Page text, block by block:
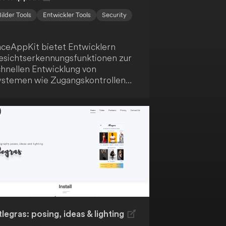
Tools Entwickler Tools Security
bietet Entwicklern
zur
Entwicklung von
wie Zugangskontrollen
und -erkennung
Darüber
unterstützt das Toolkit die
von
posing, ideas & lighting